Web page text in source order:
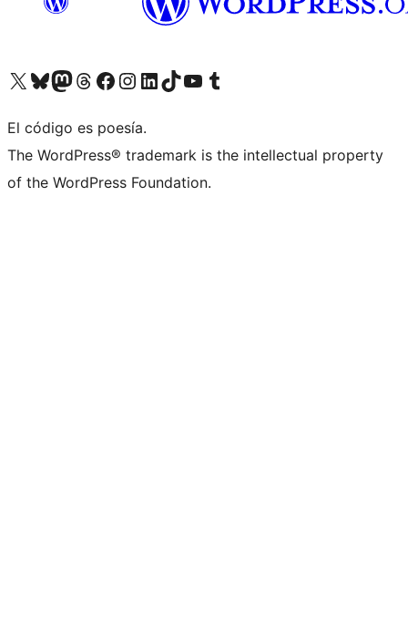
Visita nuestra cuenta de X (anteriormente Twitter)
Visita nuestra cuenta de Bluesky
Visita nuestra cuenta de Mastodon
Visita nuestra cuenta de Threads
Visita nuestra página de Facebook
Visita nuestra cuenta de Instagram
Visita nuestra cuenta de LinkedIn
Visita nuestra cuenta de TikTok
Visita nuestro canal de YouTube
Visita nuestra cuenta de Tumblr
El código es poesía.
The WordPress® trademark is the intellectual property
of the WordPress Foundation.